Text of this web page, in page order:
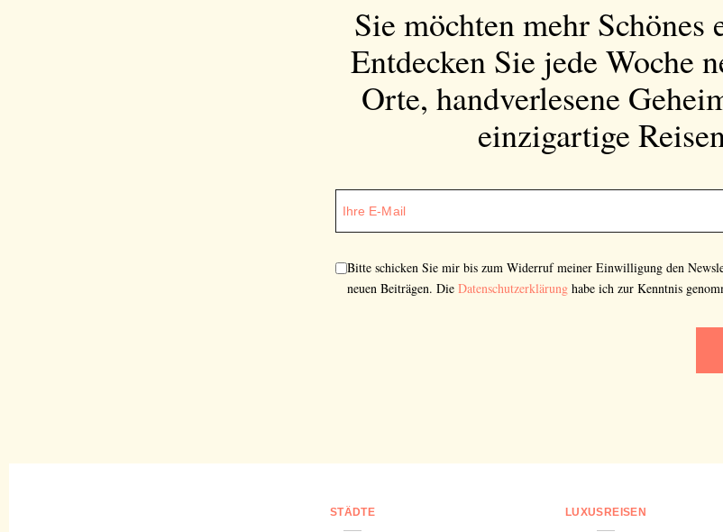
Sie möchten mehr Schönes
Entdecken Sie jede Woche
Orte, handverlesene
einzigartige
Bitte schicken Sie mir bis zum Widerruf meiner Einwilligung den
neuen Beiträgen. Die Datenschutzerklärung habe ich zur Kenntnis
STÄDTE LUXUSREISEN